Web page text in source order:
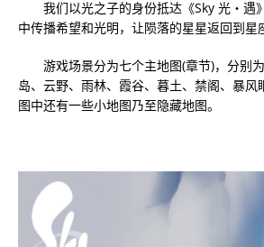
我们以光之子的身份抵达《Sky 光・遇
中传播希望和光明，让陨落的星星返回到星
游戏场景分为七个主地图(章节)，分别
岛、云野、雨林、霞谷、暮土、禁阁、暴风
图中还有一些小地图乃至隐藏地图。